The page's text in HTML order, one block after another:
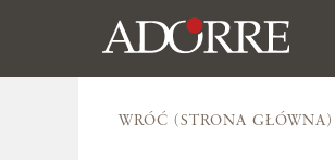
WRÓĆ (STRONA GŁÓWNA)